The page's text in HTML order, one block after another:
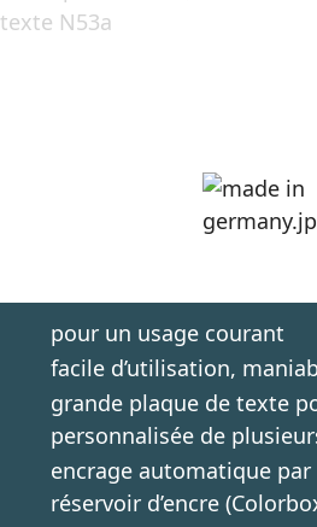
pour un usage courant
facile d’utilisation,
grande plaque de texte
personnalisée de
encrage automatique par
réservoir d’encre